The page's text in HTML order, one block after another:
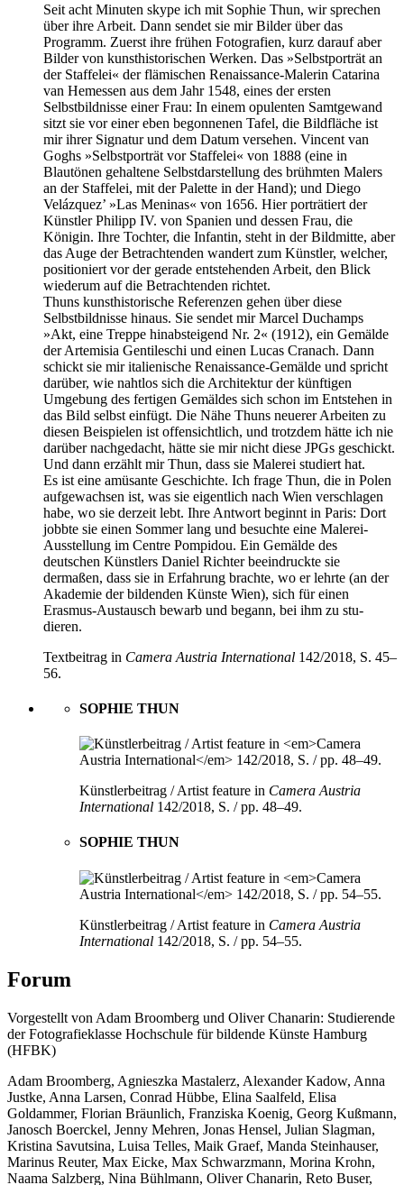
Seit acht Minuten skype ich mit Sophie Thun, wir sprechen
über ihre Arbeit. Dann sendet sie mir Bilder über das
Programm. Zuerst ihre frühen Fotografien, kurz darauf aber
Bilder von kunsthistorischen Werken. Das »Selbstporträt an
der Staffelei« der flämischen Renaissance-Malerin Catarina
van Hemessen aus dem Jahr 1548, eines der ersten
Selbstbildnisse einer Frau: In einem opulenten Samtgewand
sitzt sie vor einer eben begonnenen Tafel, die Bildfläche ist
mir ihrer Signatur und dem Datum versehen. Vincent van
Goghs »Selbstporträt vor Staffelei« von 1888 (eine in
Blautönen gehaltene Selbstdarstellung des brühmten Malers
an der Staffelei, mit der Palette in der Hand); und Diego
Velázquez’ »Las Meninas« von 1656. Hier porträtiert der
Künstler Philipp IV. von Spanien und dessen Frau, die
Königin. Ihre Tochter, die Infantin, steht in der Bildmitte, aber
das Auge der Betrachtenden wandert zum Künstler, welcher,
positioniert vor der gerade entstehenden Arbeit, den Blick
wiederum auf die Betrachtenden richtet.
Thuns kunsthistorische Referenzen gehen über diese
Selbstbildnisse hinaus. Sie sendet mir Marcel Duchamps
»Akt, eine Treppe hinabsteigend Nr. 2« (1912), ein Gemälde
der Artemisia Gentileschi und einen Lucas Cranach. Dann
schickt sie mir italienische Renaissance-Gemälde und spricht
darüber, wie nahtlos sich die Architektur der künftigen
Umgebung des fertigen Gemäldes sich schon im Entstehen in
das Bild selbst einfügt. Die Nähe Thuns neuerer Arbeiten zu
diesen Beispielen ist offensichtlich, und trotzdem hätte ich nie
darüber nachgedacht, hätte sie mir nicht diese JPGs geschickt.
Und dann erzählt mir Thun, dass sie Malerei studiert hat.
Es ist eine amüsante Geschichte. Ich frage Thun, die in Polen
aufgewachsen ist, was sie eigentlich nach Wien verschlagen
habe, wo sie derzeit lebt. Ihre Antwort beginnt in Paris: Dort
jobbte sie einen Sommer lang und besuchte eine Malerei-
Ausstellung im Centre Pompidou. Ein Gemälde des
deutschen Künstlers Daniel Richter beeindruckte sie
dermaßen, dass sie in Erfahrung brachte, wo er lehrte (an der
Akademie der bildenden Künste Wien), sich für einen
Erasmus-Austausch bewarb und begann, bei ihm zu stu-
dieren.
Textbeitrag in Camera Austria International 142/2018, S. 45–
56.
SOPHIE THUN
Künstlerbeitrag / Artist feature in Camera Austria
International 142/2018, S. / pp. 48–49.
SOPHIE THUN
Künstlerbeitrag / Artist feature in Camera Austria
International 142/2018, S. / pp. 54–55.
Forum
Vorgestellt von Adam Broomberg und Oliver Chanarin: Studierende
der Fotografieklasse Hochschule für bildende Künste Hamburg
(HFBK)
Adam Broomberg, Agnieszka Mastalerz, Alexander Kadow, Anna
Justke, Anna Larsen, Conrad Hübbe, Elina Saalfeld, Elisa
Goldammer, Florian Bräunlich, Franziska Koenig, Georg Kußmann,
Janosch Boerckel, Jenny Mehren, Jonas Hensel, Julian Slagman,
Kristina Savutsina, Luisa Telles, Maik Graef, Manda Steinhauser,
Marinus Reuter, Max Eicke, Max Schwarzmann, Morina Krohn,
Naama Salzberg, Nina Bühlmann, Oliver Chanarin, Reto Buser,